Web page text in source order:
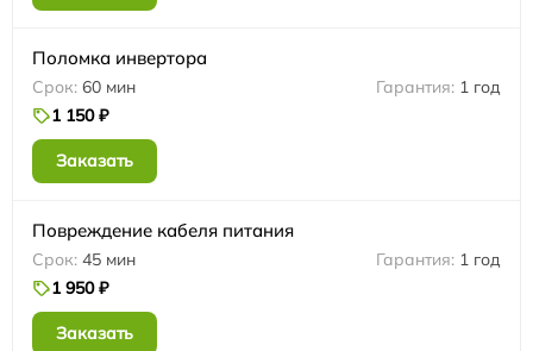
Поломка инвертора
60 мин
1 год
1 150 ₽
Заказать
Повреждение кабеля питания
45 мин
1 год
1 950 ₽
Заказать